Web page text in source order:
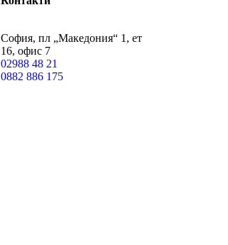
София, пл „Македония“ 1, ет
16, офис 7
02988 48 21
0882 886 175